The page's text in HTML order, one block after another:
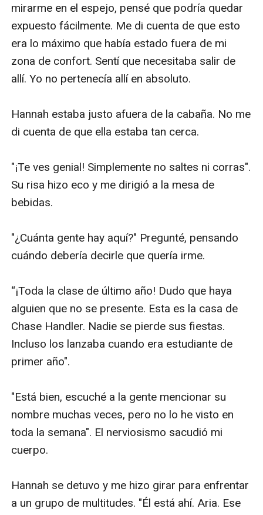
mirarme en el espejo, pensé que podría quedar
expuesto fácilmente. Me di cuenta de que esto
era lo máximo que había estado fuera de mi
zona de confort. Sentí que necesitaba salir de
allí. Yo no pertenecía allí en absoluto.
Hannah estaba justo afuera de la cabaña. No me
di cuenta de que ella estaba tan cerca.
"¡Te ves genial! Simplemente no saltes ni corras".
Su risa hizo eco y me dirigió a la mesa de
bebidas.
"¿Cuánta gente hay aquí?" Pregunté, pensando
cuándo debería decirle que quería irme.
“¡Toda la clase de último año! Dudo que haya
alguien que no se presente. Esta es la casa de
Chase Handler. Nadie se pierde sus fiestas.
Incluso los lanzaba cuando era estudiante de
primer año".
"Está bien, escuché a la gente mencionar su
nombre muchas veces, pero no lo he visto en
toda la semana". El nerviosismo sacudió mi
cuerpo.
Hannah se detuvo y me hizo girar para enfrentar
a un grupo de multitudes. "Él está ahí. Aria. Ese